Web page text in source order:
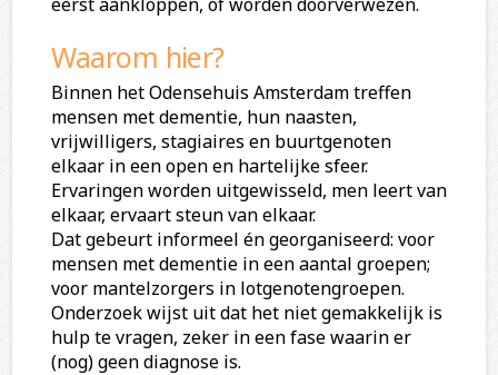
Waarom hier?
Binnen het Odensehuis Amsterdam treffen
mensen met dementie, hun naasten,
vrijwilligers, stagiaires en buurtgenoten
elkaar in een open en hartelijke sfeer.
Ervaringen worden uitgewisseld, men leert van
elkaar, ervaart steun van elkaar.
Dat gebeurt informeel én georganiseerd: voor
mensen met dementie in een aantal groepen;
voor mantelzorgers in lotgenotengroepen.
Onderzoek wijst uit dat het niet gemakkelijk is
hulp te vragen, zeker in een fase waarin er
(nog) geen diagnose is.